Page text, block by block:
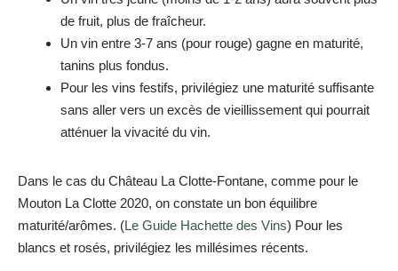
de fruit, plus de fraîcheur.
Un vin entre 3-7 ans (pour rouge) gagne en maturité,
tanins plus fondus.
Pour les vins festifs, privilégiez une maturité suffisante
sans aller vers un excès de vieillissement qui pourrait
atténuer la vivacité du vin.
Dans le cas du Château La Clotte-Fontane, comme pour le
Mouton La Clotte 2020, on constate un bon équilibre
maturité/arômes. (Le Guide Hachette des Vins) Pour les
blancs et rosés, privilégiez les millésimes récents.